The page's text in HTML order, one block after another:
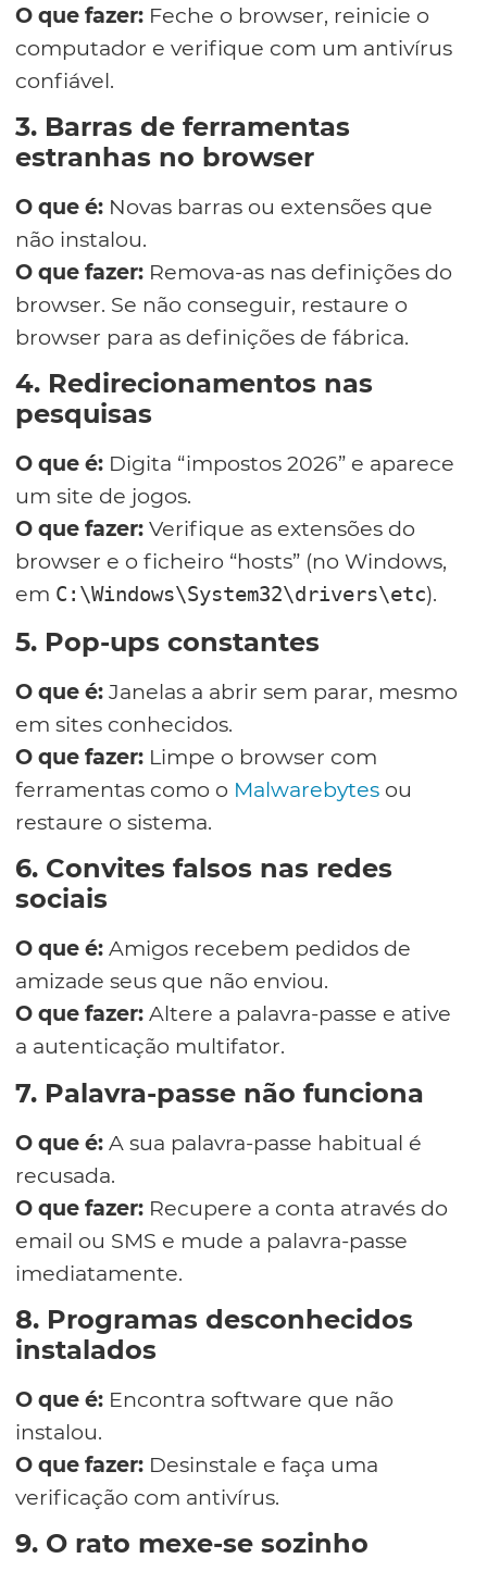
O que fazer: Feche o browser, reinicie o
computador e verifique com um antivírus
confiável.
3. Barras de ferramentas
estranhas no browser
O que é: Novas barras ou extensões que
não instalou.
O que fazer: Remova-as nas definições do
browser. Se não conseguir, restaure o
browser para as definições de fábrica.
4. Redirecionamentos nas
pesquisas
O que é: Digita “impostos 2026” e aparece
um site de jogos.
O que fazer: Verifique as extensões do
browser e o ficheiro “hosts” (no Windows,
em C:\Windows\System32\drivers\etc).
5. Pop-ups constantes
O que é: Janelas a abrir sem parar, mesmo
em sites conhecidos.
O que fazer: Limpe o browser com
ferramentas como o Malwarebytes ou
restaure o sistema.
6. Convites falsos nas redes
sociais
O que é: Amigos recebem pedidos de
amizade seus que não enviou.
O que fazer: Altere a palavra-passe e ative
a autenticação multifator.
7. Palavra-passe não funciona
O que é: A sua palavra-passe habitual é
recusada.
O que fazer: Recupere a conta através do
email ou SMS e mude a palavra-passe
imediatamente.
8. Programas desconhecidos
instalados
O que é: Encontra software que não
instalou.
O que fazer: Desinstale e faça uma
verificação com antivírus.
9. O rato mexe-se sozinho